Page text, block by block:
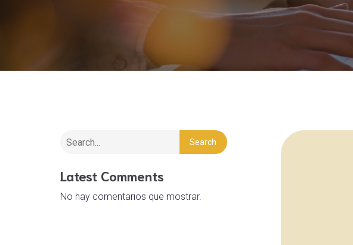
Search
Latest Comments
No hay comentarios que mostrar.